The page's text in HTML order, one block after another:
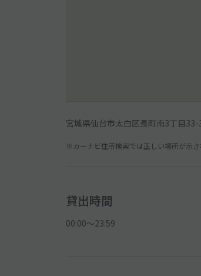
宮城県仙台市太白区長町南3丁目33-
※カーナビ住所検索では正しい場所が示
貸出時間
00:00〜23:59